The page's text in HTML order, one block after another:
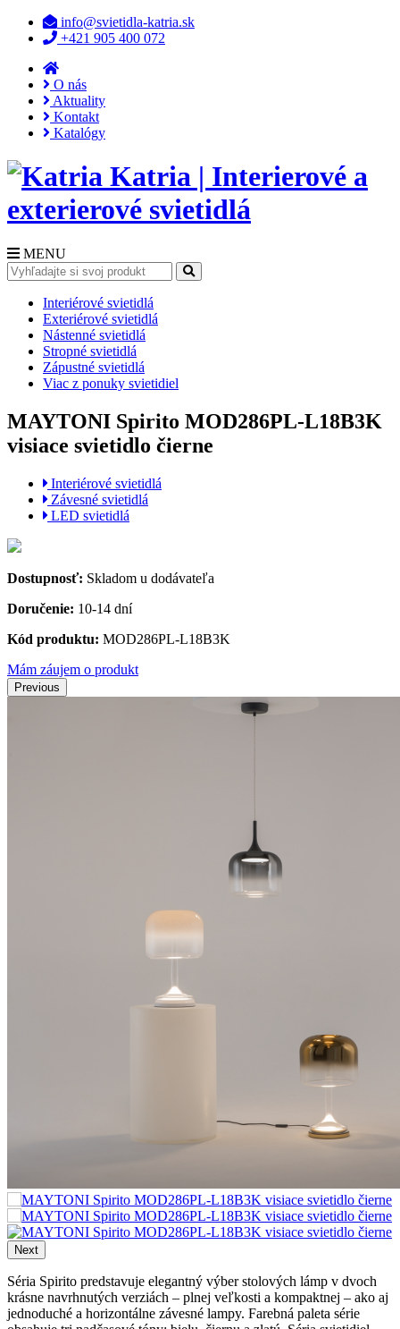
info@svietidla-katria.sk
+421 905 400 072
O nás
Aktuality
Kontakt
Katalógy
Katria | Interierové a
exterierové svietidlá
MENU
Interiérové svietidlá
Exteriérové svietidlá
Nástenné svietidlá
Stropné svietidlá
Zápustné svietidlá
Viac z ponuky svietidiel
MAYTONI Spirito MOD286PL-L18B3K
visiace svietidlo čierne
Interiérové svietidlá
Závesné svietidlá
LED svietidlá
Dostupnosť: Skladom u dodávateľa
Doručenie: 10-14 dní
Kód produktu: MOD286PL-L18B3K
Mám záujem o produkt
Previous
Next
Séria Spirito predstavuje elegantný výber stolových lámp v dvoch
krásne navrhnutých verziách – plnej veľkosti a kompaktnej – ako aj
jednoduché a horizontálne závesné lampy. Farebná paleta série